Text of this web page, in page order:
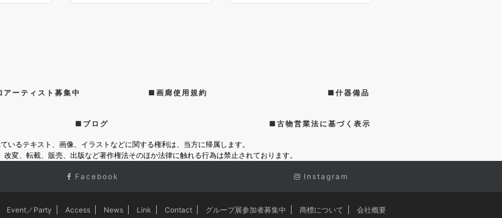
ーティスト募集中 ■画廊使用規約 ■什器備品
■ブログ ■古物営業法に基づく表示
いるテキスト、画像、イラストなどに関する権利は、当方に帰属します。
変、転載、販売、出版など著作権法そのほか法律に触れる行為は禁止されております。
Facebook Instagram
Event／Party Access News Link Contact グループ展参加者募集中 商標について 会社概要